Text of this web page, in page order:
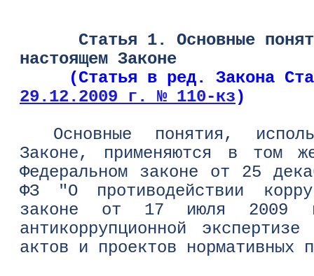
Статья 1. Основные
настоящем Законе
(Статья в ред. Закона
29.12.2009 г. № 110-кз)
Основные понятия,
Законе, применяются в том
Федеральном законе от 25
ФЗ "О противодействии
законе от 17 июля 2009
антикоррупционной
актов и проектов нормативных